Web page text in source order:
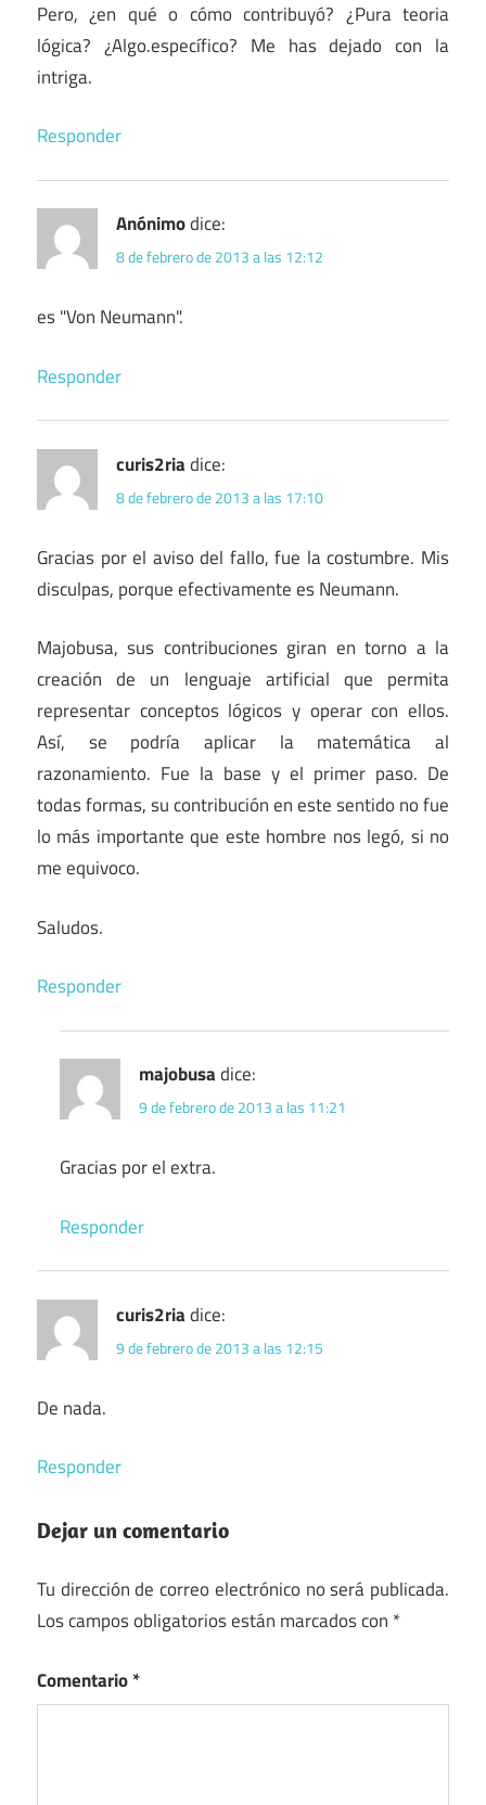
Pero, ¿en qué o cómo contribuyó? ¿Pura teoria
lógica? ¿Algo.específico? Me has dejado con la
intriga.
Responder
Anónimodice:
8 de febrero de 2013 a las 12:12
es "Von Neumann".
Responder
curis2riadice:
8 de febrero de 2013 a las 17:10
Gracias por el aviso del fallo, fue la costumbre. Mis
disculpas, porque efectivamente es Neumann.
Majobusa, sus contribuciones giran en torno a la
creación de un lenguaje artificial que permita
representar conceptos lógicos y operar con ellos.
Así, se podría aplicar la matemática al
razonamiento. Fue la base y el primer paso. De
todas formas, su contribución en este sentido no fue
lo más importante que este hombre nos legó, si no
me equivoco.
Saludos.
Responder
majobusa dice:
9 de febrero de 2013 a las 11:21
Gracias por el extra.
Responder
curis2riadice:
9 de febrero de 2013 a las 12:15
De nada.
Responder
Dejar un comentario
Tu dirección de correo electrónico no será publicada.
Los campos obligatorios están marcados con *
Comentario*